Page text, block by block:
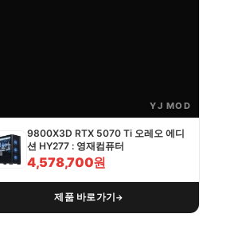
YJ MOD
9800X3D RTX 5070 Ti 오레오 에디
션 HY277 : 영재컴퓨터
4,578,700원
제품 바로가기→